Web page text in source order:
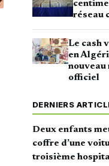
réseau
Le cash
en
nouveau
officiel
DERNIERS
Deux enfants
coffre d’une
troisième